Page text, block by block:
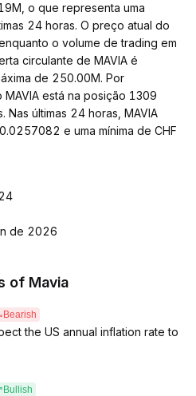
o que representa uma
24 horas. O preço atual do
o volume de trading em
circulante de MAVIA é
de 250.00M. Por
está na posição 1309
últimas 24 horas, MAVIA
e uma mínima de CHF
de 2026
of Mavia
Bearish
the US annual inflation rate to
Bullish